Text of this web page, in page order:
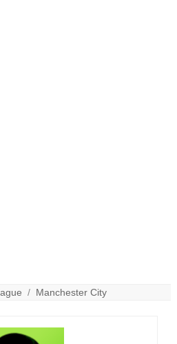
/ Manchester City